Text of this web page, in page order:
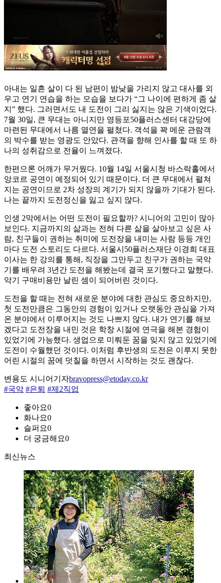
아내는 일흔 살이 다 된 남편이 밤낮을 가리지 않고 대사를 외
우고 연기 연습을 하는 모습을 보다가 “그 나이에 편하게 좀 살
지” 했다. 그러면서도 내 도전이 그리 싫지는 않은 기색이었다.
7월 30일, 큰 무대는 아니지만 영등포50플러스센터 대강당에
마련된 무대에서 나름 열연을 펼쳤다. 객석을 꽉 메운 관람객
의 박수를 받는 영광도 안았다. 관객을 향해 인사를 할 때 또 하
나의 성취감으로 전율이 느껴졌다.
한편으론 어깨가 무거웠다. 10월 14일 서울시청 바스락홀에서
앙코르 공연이 예정되어 있기 때문이다. 더 큰 무대에서 펼쳐
지는 공연이므로 2차 성장의 계기가 되지 않을까 기대가 된다.
나는 끝까지 도전정신을 잃고 싶지 않다.
인생 2막에서는 어떤 도전이 필요할까? 시니어의 고민이 많아
보인다. 지금까지의 삶과는 전혀 다른 삶을 살아보고 싶은 사
람, 친구들이 권하는 취미에 도전장을 내미는 사람 등등 개인
마다 도전 스토리도 다르다. 서울시50플러스재단 이경희 대표
이사는 한 강의를 통해, 직장을 그만두고 친구가 권하는 국악
기를 배우려 3년간 도전을 해봤는데 결국 포기했다고 말했다.
악기 구매비용만 날린 셈이 되어버린 것이다.
도전을 할 때는 전혀 새로운 분야에 대한 관심도 중요하지만,
첫 도전만큼은 그동안의 경험이 있거나 오랫동안 관심을 가져
온 분야에서 이루어지는 것도 나쁘지 않다. 내가 연기를 해보
겠다고 도전장을 내민 것은 학창 시절에 연극을 해본 경험이
있었기에 가능했다. 생업으로 미뤄둔 꿈을 잊지 않고 있었기에
도전이 수월했던 것이다. 이처럼 후반생의 도전은 이루지 못한
어린 시절의 꿈에 덧칠을 하면서 시작하는 것도 괜찮다.
변용도 시니어기자bravopress@etoday.co.kr
#국악 #은퇴 #제2직업
좋아요0
화나요0
슬퍼요0
더 궁금해요0
최신뉴스